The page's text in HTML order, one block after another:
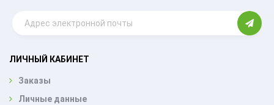
ЛИЧНЫЙ КАБИНЕТ
Заказы
Личные данные